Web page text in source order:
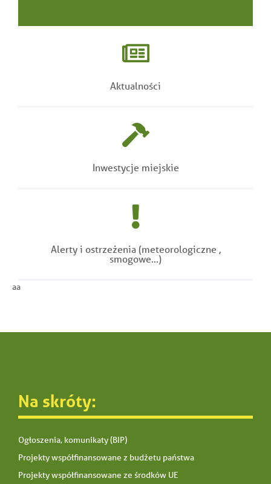
Aktualności
Inwestycje miejskie
Alerty i ostrzeżenia (meteorologiczne ,
smogowe...)
aa
Na skróty:
Ogłoszenia, komunikaty (BIP)
Projekty współfinansowane z budżetu państwa
Projekty współfinansowane ze środków UE